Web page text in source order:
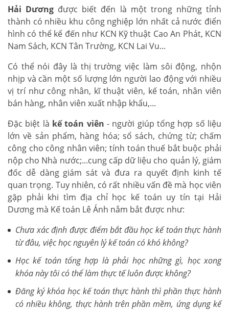
Hải Dương được biết đến là một trong những tỉnh
thành có nhiều khu công nghiệp lớn nhất cả nước điển
hình có thể kể đến như KCN Kỹ thuật Cao An Phát, KCN
Nam Sách, KCN Tân Trường, KCN Lai Vu...
Có thể nói đây là thị trường việc làm sôi động, nhộn
nhịp và cần một số lượng lớn người lao động với nhiều
vị trí như công nhân, kĩ thuật viên, kế toán, nhân viên
bán hàng, nhân viên xuất nhập khẩu,...
Đặc biệt là kế toán viên - người giúp tổng hợp số liệu
lớn về sản phẩm, hàng hóa; sổ sách, chứng từ; chấm
công cho công nhân viên; tính toán thuế bắt buộc phải
nộp cho Nhà nước;...cung cấp dữ liệu cho quản lý, giám
đốc dễ dàng giám sát và đưa ra quyết định kinh tế
quan trọng. Tuy nhiên, có rất nhiều vấn đề mà học viên
gặp phải khi tìm địa chỉ học kế toán uy tín tại Hải
Dương mà Kế toán Lê Ánh nắm bắt được như:
Chưa xác định được điểm bắt đầu học kế toán thực hành
từ đâu, việc học nguyên lý kế toán có khó không?
Học kế toán tổng hợp là phải học những gì, học xong
khóa này tôi có thể làm thực tế luôn được không?
Đăng ký khóa học kế toán thực hành thì phần thực hành
có nhiều không, thực hành trên phần mềm, ứng dụng kế